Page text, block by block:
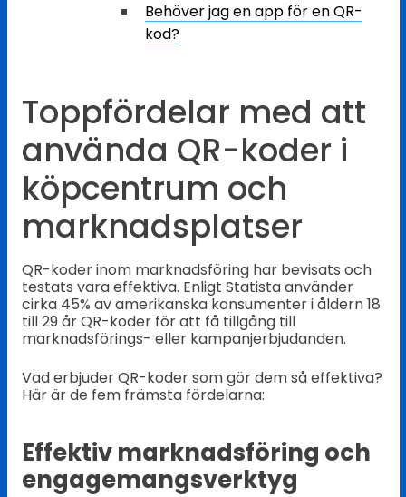
Behöver jag en app för en QR-
kod?
Toppfördelar med att
använda QR-koder i
köpcentrum och
marknadsplatser
QR-koder inom marknadsföring har bevisats och
testats vara effektiva. Enligt Statista använder
cirka 45% av amerikanska konsumenter i åldern 18
till 29 år QR-koder för att få tillgång till
marknadsförings- eller kampanjerbjudanden.
Vad erbjuder QR-koder som gör dem så effektiva?
Här är de fem främsta fördelarna:
Effektiv marknadsföring och
engagemangsverktyg